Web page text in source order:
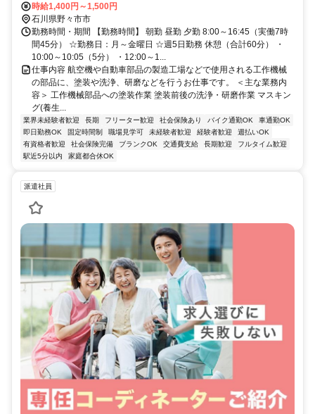
時給1,400円～1,500円
石川県野々市市
勤務時間・期間 【勤務時間】 朝勤 昼勤 夕勤 8:00～16:45（実働7時
間45分） ☆勤務日：月～金曜日 ☆週5日勤務 休憩（合計60分） ・
10:00～10:05（5分） ・12:00～1...
仕事内容 航空機や自動車部品の製造工場などで使用される工作機械
の部品に、塗装や洗浄、研磨などを行うお仕事です。 ＜主な業務内
容＞ 工作機械部品への塗装作業 塗装前後の洗浄・研磨作業 マスキン
グ(養生...
業界未経験者歓迎 長期 フリーター歓迎 社会保険あり バイク通勤OK
車通勤OK
即日勤務OK
固定時間制 職場見学可 未経験者歓迎 経験者歓迎
週払いOK
有資格者歓迎
社会保険完備 ブランクOK 交通費支給 長期歓迎
フルタイム歓迎
駅近5分以内
家庭都合休OK
派遣社員